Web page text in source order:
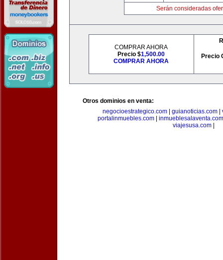
Serán consideradas
COMPRAR AHORA
Precio $1,500.00
COMPRAR AHORA
Precio
Otros dominios en venta:
negocioestrategico.com| guianoticias.com|
portalinmuebles.com
inmueblesalaventa.com
viajesusa.com